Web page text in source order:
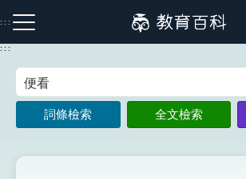
到
主
:::
注音索引圖示 筆畫索引圖示
:::
詞條檢索 全文檢索